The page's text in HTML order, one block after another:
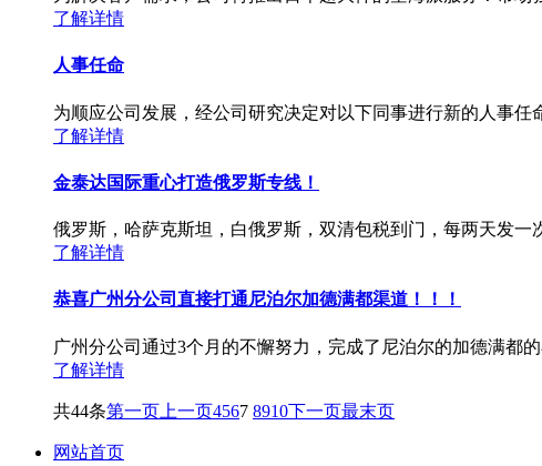
了解详情
人事任命
为顺应公司发展，经公司研究决定对以下同事进行新的人事
了解详情
金泰达国际重心打造俄罗斯专线！
俄罗斯，哈萨克斯坦，白俄罗斯，双清包税到门，每两天发一
了解详情
恭喜广州分公司直接打通尼泊尔加德满都渠道！！！
广州分公司通过3个月的不懈努力，完成了尼泊尔的加德满都
了解详情
共44条第一页 上一页4567 8910下一页最末页
网站首页